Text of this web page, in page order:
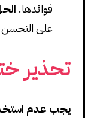
فوائدها.
على التحسن
تحذير
يجب عدم